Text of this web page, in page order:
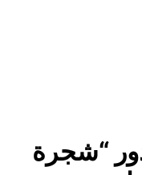
“شجرة